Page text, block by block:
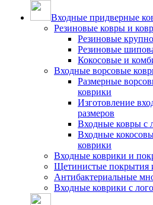
Входные придверные
Резиновые ковры и
Резиновые
Резиновые
Кокосовые и
Входные ворсовые
Размерные
коврики
Изготовление
размеров
Входные ковры с
Входные
коврики
Входные коврики и
Щетинистые покрытия
Антибактериальные
Входные коврики с